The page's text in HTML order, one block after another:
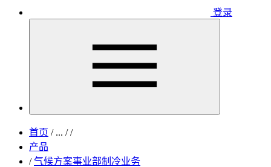
登录
首页 /... / /
产品
/ 气候方案事业部制冷业务